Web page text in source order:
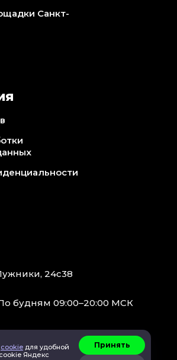
Санкт-
24с38
будням 09:00–20:00 МСК
cookie для удобной
Яндекс
Принять